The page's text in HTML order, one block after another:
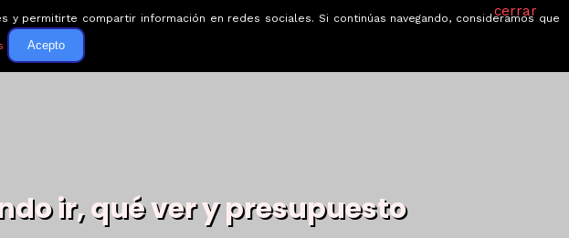
Circuitos
ir, qué ver y presupuesto
cerrar
permitirte compartir información en redes sociales. Si continúas navegando, consideramos que
Acepto